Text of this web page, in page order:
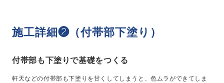
施工詳細❷（付帯部下塗り）
付帯部も下塗りで基礎をつくる
軒天などの付帯部も下塗りを甘くしてしまうと、色ムラができてしま